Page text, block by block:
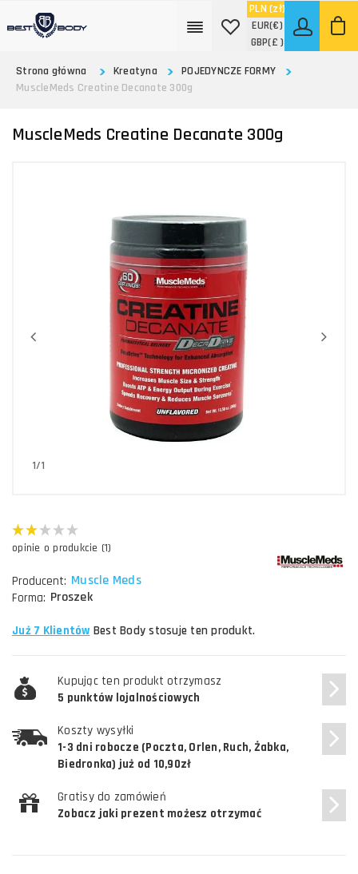
PLN (zł)
EUR(€)
GBP(£ )
Strona główna
Kreatyna
POJEDYNCZE FORMY
MuscleMeds Creatine Decanate 300g
MuscleMeds Creatine Decanate 300g
1/1
opinie o produkcie (1)
Producent: Muscle Meds
Forma: Proszek
Już 7 Klientów Best Body stosuje ten produkt.
Kupując ten produkt otrzymasz
5 punktów lojalnościowych
Koszty wysyłki
1-3 dni robocze (Poczta, Orlen, Ruch, Żabka,
Biedronka) już od 10,90zł
Gratisy do zamówień
Zobacz jaki prezent możesz otrzymać